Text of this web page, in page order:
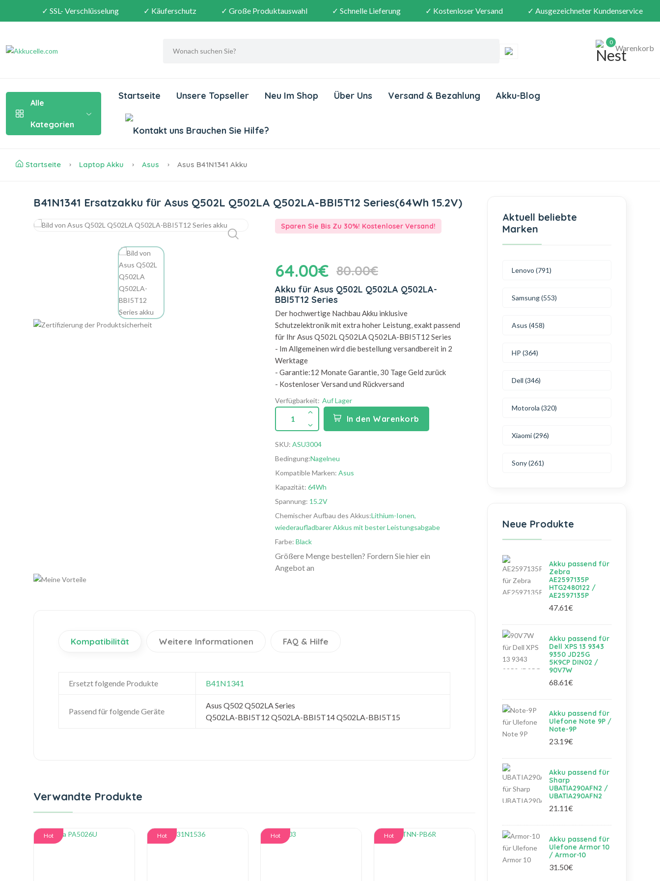
✓ SSL- Verschlüsselung ✓ Käuferschutz ✓ Große Produktauswahl ✓ Schnelle Lieferung ✓ Kostenloser Versand ✓ Ausgezeichneter Kundenservice
0
Warenkorb
Alle
Kategorien
Startseite Unsere Topseller Neu Im Shop Über Uns Versand & Bezahlung Akku-Blog
Brauchen Sie Hilfe?
Startseite Laptop Akku Asus Asus B41N1341 Akku
B41N1341 Ersatzakku für Asus Q502L Q502LA Q502LA-BBI5T12 Series(64Wh 15.2V)
Sparen Sie Bis Zu 30%! Kostenloser Versand!
64.00€ 80.00€
Akku für Asus Q502L Q502LA Q502LA-
BBI5T12 Series
Der hochwertige Nachbau Akku inklusive
Schutzelektronik mit extra hoher Leistung, exakt passend
für Ihr Asus Q502L Q502LA Q502LA-BBI5T12 Series
- Im Allgemeinen wird die bestellung versandbereit in 2
Werktage
- Garantie:12 Monate Garantie, 30 Tage Geld zurück
- Kostenloser Versand und Rückversand
Verfügbarkeit: Auf Lager
1 In den Warenkorb
SKU: ASU3004
Bedingung:Nagelneu
Kompatible Marken: Asus
Kapazität: 64Wh
Spannung: 15.2V
Chemischer Aufbau des Akkus:Lithium-Ionen,
wiederaufladbarer Akkus mit bester Leistungsabgabe
Farbe: Black
Größere Menge bestellen? Fordern Sie hier ein
Angebot an
Kompatibilität Weitere Informationen FAQ & Hilfe
Ersetzt folgende Produkte B41N1341
Passend für folgende Geräte
Asus Q502 Q502LA Series
Q502LA-BBI5T12 Q502LA-BBI5T14 Q502LA-BBI5T15
Verwandte Produkte
Hot Hot Hot Hot
Aktuell beliebte
Marken
Lenovo (791)
Samsung (553)
Asus (458)
HP (364)
Dell (346)
Motorola (320)
Xiaomi (296)
Sony (261)
Neue Produkte
Akku passend für
Zebra
AE2597135P
HTG2480122 /
AE2597135P
47.61€
Akku passend für
Dell XPS 13 9343
9350 JD25G
5K9CP DIN02 /
90V7W
68.61€
Akku passend für
Ulefone Note 9P /
Note-9P
23.19€
Akku passend für
Sharp
UBATIA290AFN2 /
UBATIA290AFN2
21.11€
Akku passend für
Ulefone Armor 10
/ Armor-10
31.50€